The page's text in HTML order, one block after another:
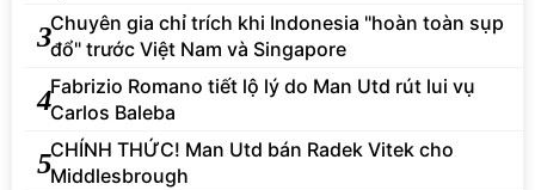
3Chuyên gia chỉ trích khi Indonesia "hoàn toàn sụp
đổ" trước Việt Nam và Singapore
4Fabrizio Romano tiết lộ lý do Man Utd rút lui vụ
Carlos Baleba
5CHÍNH THỨC! Man Utd bán Radek Vitek cho
Middlesbrough